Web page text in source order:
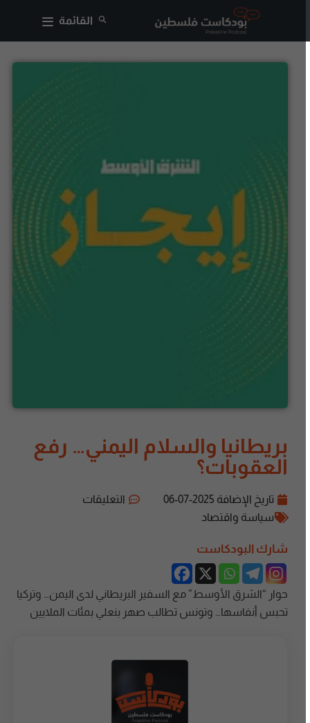
القائمة
بريطانيا والسلام اليمني… رفع
العقوبات؟
تاريخ الإضافة2025-07-06
التعليقات
سياسة واقتصاد
شارك البودكاست
حوار “الشرق الأوسط” مع السفير البريطاني لدى اليمن… وتركيا
تحبس أنفاسها… وتونس تطالب صهر بنعلي بمئات الملايين